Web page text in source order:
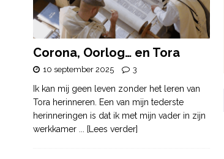
Corona, Oorlog… en Tora
10 september 2025 3
Ik kan mij geen leven zonder het leren van
Tora herinneren. Een van mijn tederste
herinneringen is dat ik met mijn vader in zijn
werkkamer ... [Lees verder]